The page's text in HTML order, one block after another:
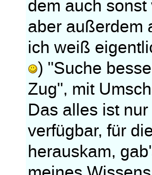
dem auch
aber außerdem
ich weiß
) "Suche
Zug", mit
Das alles ist
verfügbar, für
herauskam,